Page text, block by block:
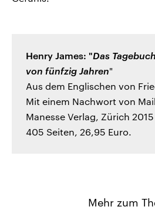
Henry James: "Das
von fünfzig Jahren"
Aus dem Englischen von
Mit einem Nachwort von
Manesse Verlag, Zürich 2015
405 Seiten, 26,95 Euro.
Mehr zum